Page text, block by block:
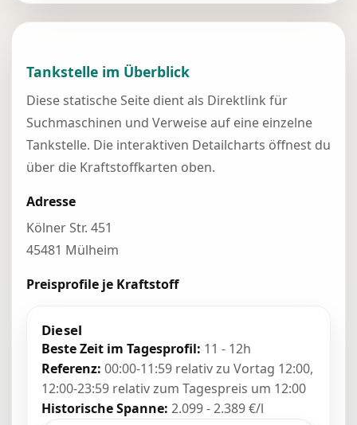
Tankstelle im Überblick
Diese statische Seite dient als Direktlink für
Suchmaschinen und Verweise auf eine einzelne
Tankstelle. Die interaktiven Detailcharts öffnest du
über die Kraftstoffkarten oben.
Adresse
Kölner Str. 451
45481 Mülheim
Preisprofile je Kraftstoff
Diesel
Beste Zeit im Tagesprofil: 11 - 12h
Referenz: 00:00-11:59 relativ zu Vortag 12:00,
12:00-23:59 relativ zum Tagespreis um 12:00
Historische Spanne: 2.099 - 2.389 €/l